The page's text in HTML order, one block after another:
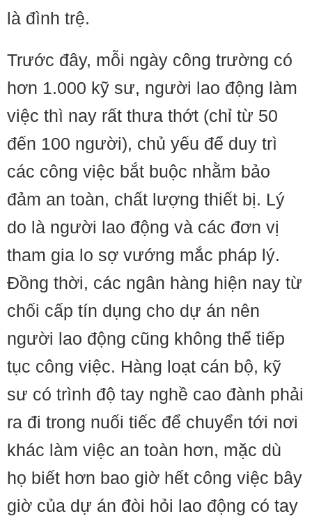
là đình trệ.
Trước đây, mỗi ngày công trường có
hơn 1.000 kỹ sư, người lao động làm
việc thì nay rất thưa thớt (chỉ từ 50
đến 100 người), chủ yếu để duy trì
các công việc bắt buộc nhằm bảo
đảm an toàn, chất lượng thiết bị. Lý
do là người lao động và các đơn vị
tham gia lo sợ vướng mắc pháp lý.
Đồng thời, các ngân hàng hiện nay từ
chối cấp tín dụng cho dự án nên
người lao động cũng không thể tiếp
tục công việc. Hàng loạt cán bộ, kỹ
sư có trình độ tay nghề cao đành phải
ra đi trong nuối tiếc để chuyển tới nơi
khác làm việc an toàn hơn, mặc dù
họ biết hơn bao giờ hết công việc bây
giờ của dự án đòi hỏi lao động có tay